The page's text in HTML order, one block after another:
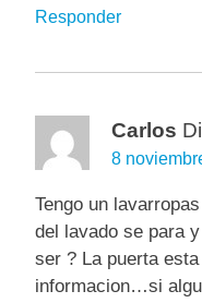
Responder
Carlos
8
Tengo un
del lavado se para
ser ? La puerta
informacion…si